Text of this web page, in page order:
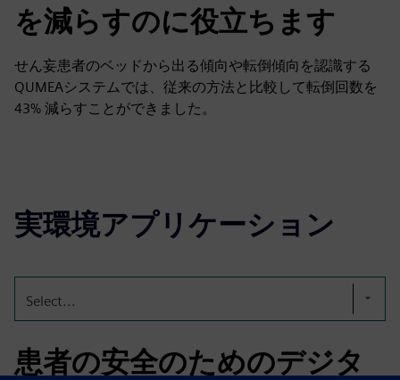
を減らすのに役立ちます
せん妄患者のベッドから出る傾向や転倒傾向を認識する
QUMEAシステムでは、従来の方法と比較して転倒回数を
43% 減らすことができました。
実環境アプリケーション
Select...
患者の安全のためのデジタ